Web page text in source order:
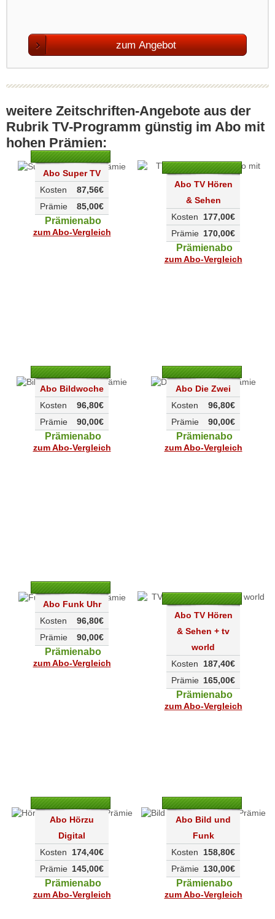
zum Angebot
weitere Zeitschriften-Angebote aus der
Rubrik TV-Programm günstig im Abo mit
hohen Prämien:
Abo Super TV
87,56€
Kosten
85,00€
Prämie
Prämienabo
zum Abo-Vergleich
Abo TV Hören
& Sehen
177,00€
Kosten
170,00€
Prämie
Prämienabo
zum Abo-Vergleich
Abo Bildwoche
96,80€
Kosten
90,00€
Prämie
Prämienabo
zum Abo-Vergleich
Abo Die Zwei
96,80€
Kosten
90,00€
Prämie
Prämienabo
zum Abo-Vergleich
Abo Funk Uhr
96,80€
Kosten
90,00€
Prämie
Prämienabo
zum Abo-Vergleich
Abo TV Hören
& Sehen + tv
world
187,40€
Kosten
165,00€
Prämie
Prämienabo
zum Abo-Vergleich
Abo Hörzu
Digital
174,40€
Kosten
145,00€
Prämie
Prämienabo
zum Abo-Vergleich
Abo Bild und
Funk
158,80€
Kosten
130,00€
Prämie
Prämienabo
zum Abo-Vergleich